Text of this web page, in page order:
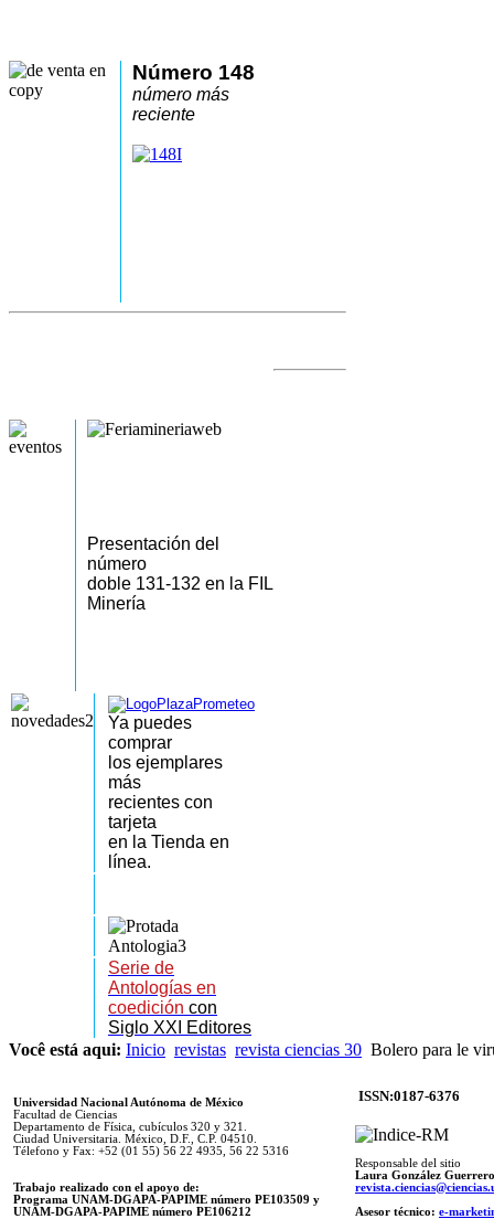
Número 148
número más
reciente
Presentación del
número
doble 131-132 en la FIL
Minería
Ya puedes
comprar
los ejemplares
más
recientes con
tarjeta
en la Tienda en
línea.
Serie de
Antologías en
coedición con
Siglo XXI Editores
Você está aqui: Inicio revistas revista ciencias 30 Bolero para le
Universidad Nacional Autónoma de México
Facultad de Ciencias
Departamento de Física, cubículos 320 y 321.
Ciudad Universitaria. México, D.F., C.P. 04510.
Télefono y Fax: +52 (01 55) 56 22 4935, 56 22 5316
Trabajo realizado con el apoyo de:
Programa UNAM-DGAPA-PAPIME número PE103509 y
UNAM-DGAPA-PAPIME número PE106212
ISSN:0187-6376
Responsable del sitio
Laura González Guerrero
Asesor técnico: e-